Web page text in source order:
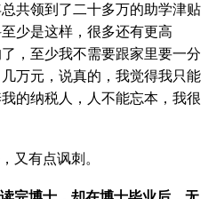
共领到了二十多万的助学津贴
少是这样，很多还有更高
，至少我不需要跟家里要一分
万元，说真的，我觉得我只能
的纳税人，人不能忘本，我很
又有点讽刺。